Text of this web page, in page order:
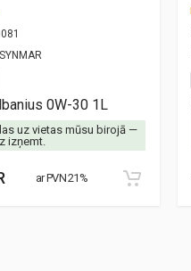
SYNMAR
0W-30 1L
uz vietas mūsu birojā —
izņemt.
ar PVN 21%